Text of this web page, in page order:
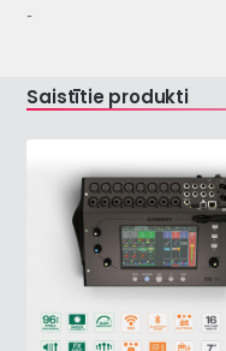
-
Saistītie produkti